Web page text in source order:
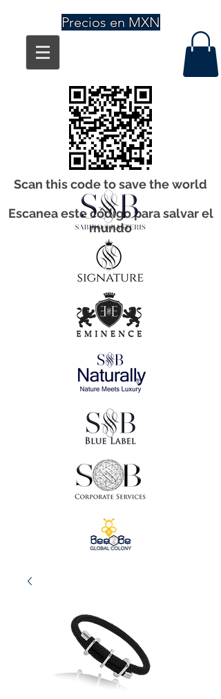
Precios en MXN
Scan this code to save the world
Escanea este código para salvar el
mundo